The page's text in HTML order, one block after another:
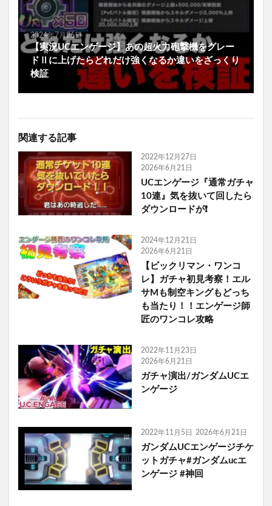
2024年7月26日
【実況UCエンゲージ】あの超火力砲撃機をグレー
ドⅡに上げたらどれだけ強くなるか違いをざっくり
検証
関連する記事
2022年12月27日
2026年6月21日
UCエンゲージ『通常ガチャ
10連』気を抜いて回したら
ダウンロードが❗
2024年12月21日
2026年6月21日
【ビックリマン・ワンコ
レ】ガチャ初見考察！エル
サMも制空キングもどっち
も当たり！！エンゲージ師
匠のワンコレ攻略
2022年11月23日
2026年6月21日
ガチャ演出/ガンダムUCエ
ンゲージ
2022年11月5日 2026年6月21日
ガンダムUCエンゲージチケ
ットガチャ#ガンダムucエ
ンゲージ #神回